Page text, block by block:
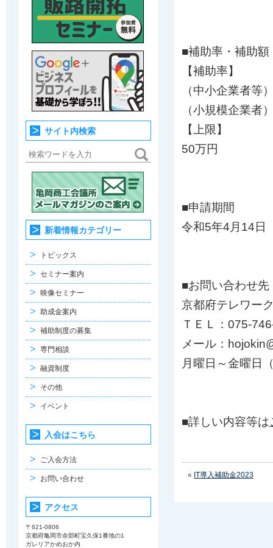
■補助率・補助額
【補助率】
（中⼩企業者等
（⼩規模企業者
【上限】
50万円
■申請期間
令和5年4⽉14⽇
■お問い合わせ先
京都府テレワー
ＴＥＬ：075-
メール：
⽉曜⽇～⾦曜⽇
■詳しい内容等は
« IT導入補助金2023
サイト内検索
新着情報カテゴリー
トピックス
セミナー案内
映像セミナー
助成金案内
補助制度の募集
専門相談
融資制度
その他
イベント
入会はこちら
ご入会方法
お問い合わせ
アクセス
〒621-0806
京都府亀岡市余部町宝久保1番地の1
ガレリアかめおか内